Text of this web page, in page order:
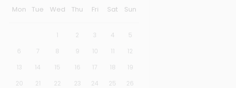
Mon Tue Wed Thu Fri Sat Sun
1 2 3 4
5
6
7 8 9 10 11
12
13
14 15 16 17 18
19
20
21 22 23 24 25
26